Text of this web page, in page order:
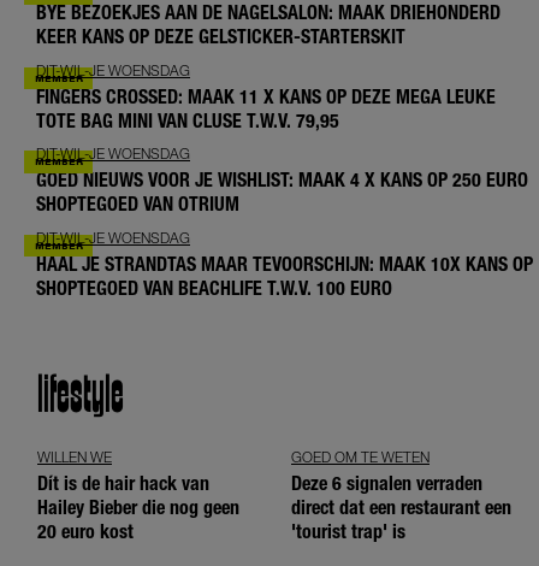
BYE BEZOEKJES AAN DE NAGELSALON: MAAK DRIEHONDERD
KEER KANS OP DEZE GELSTICKER-STARTERSKIT
DIT-WIL-JE WOENSDAG
FINGERS CROSSED: MAAK 11 X KANS OP DEZE MEGA LEUKE
TOTE BAG MINI VAN CLUSE T.W.V. 79,95
DIT-WIL-JE WOENSDAG
GOED NIEUWS VOOR JE WISHLIST: MAAK 4 X KANS OP 250 EURO
SHOPTEGOED VAN OTRIUM
DIT-WIL-JE WOENSDAG
HAAL JE STRANDTAS MAAR TEVOORSCHIJN: MAAK 10X KANS OP
SHOPTEGOED VAN BEACHLIFE T.W.V. 100 EURO
lifestyle
WILLEN WE
Dít is de hair hack van
Hailey Bieber die nog geen
20 euro kost
GOED OM TE WETEN
Deze 6 signalen verraden
direct dat een restaurant een
'tourist trap' is